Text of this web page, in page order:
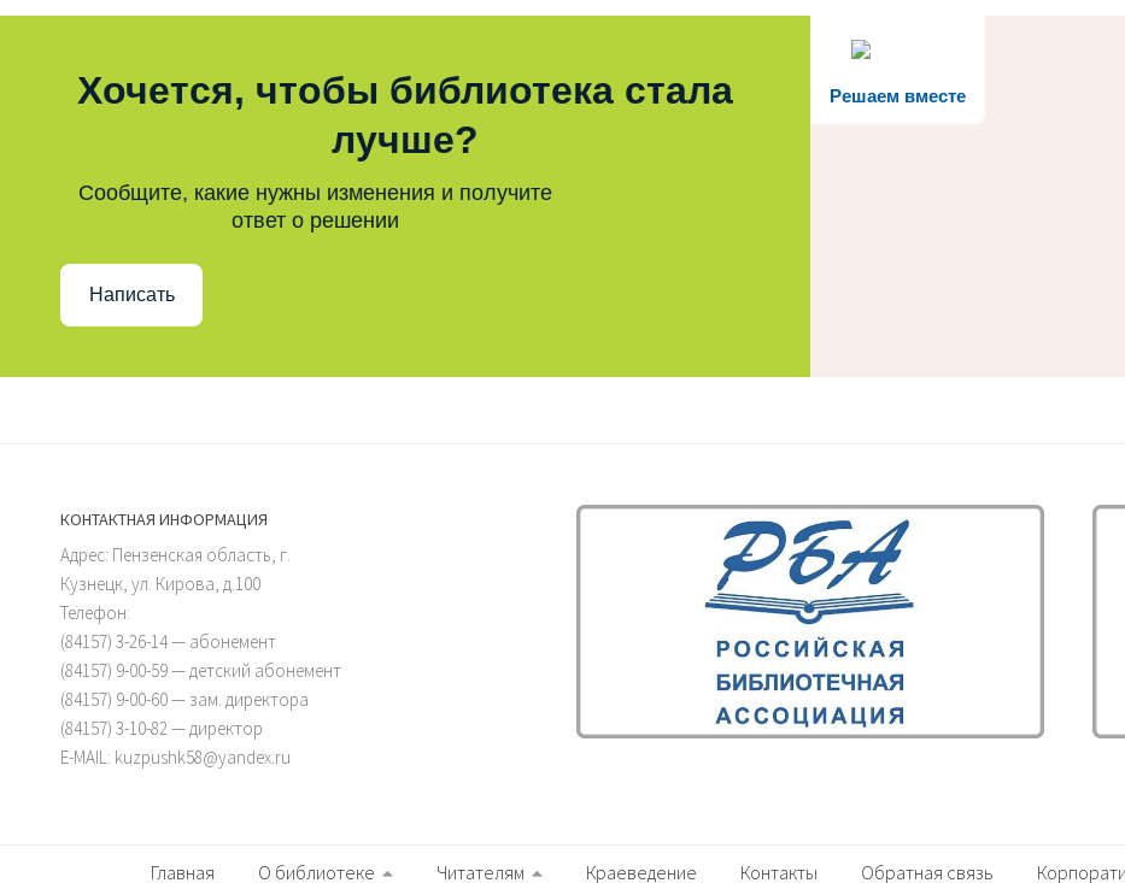
Решаем вместе
Хочется, чтобы библиотека стала
лучше?
Сообщите, какие нужны изменения и получите
ответ о решении
Написать
КОНТАКТНАЯ ИНФОРМАЦИЯ
Адрес: Пензенская область, г.
Кузнецк, ул. Кирова, д.100
Телефон:
(84157) 3-26-14 — абонемент
(84157) 9-00-59 — детский абонемент
(84157) 9-00-60 — зам. директора
(84157) 3-10-82 — директор
E-MAIL: kuzpushk58@yandex.ru
Главная О библиотеке Читателям Краеведение Контакты Обратная связь